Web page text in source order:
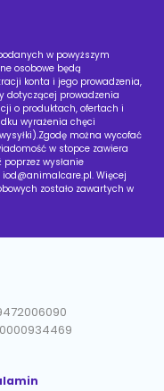
w powyższym
osobowe będą
konta i jego prowadzenia,
dotyczącej prowadzenia
o produktach, ofertach i
wyrażenia chęci
można wycofać
w stopce zawiera
wysłanie
iod@animalcare.pl. Więcej
zostało zawartych w
0000934469